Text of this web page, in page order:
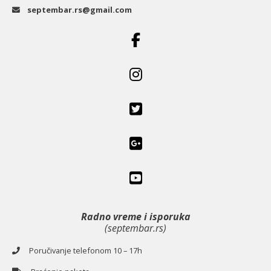
septembar.rs@gmail.com
Radno vreme i isporuka
(septembar.rs)
Poručivanje telefonom 10 – 17h